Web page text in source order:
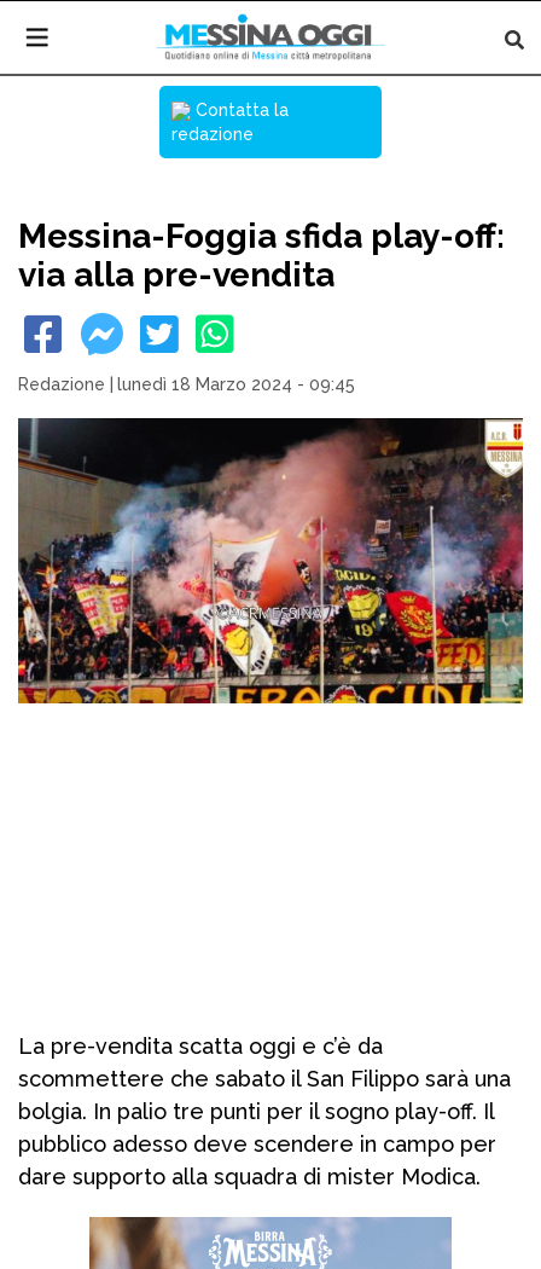
Contatta la
redazione
Messina-Foggia sfida play-off:
via alla pre-vendita
Redazione lunedì 18 Marzo 2024 - 09:45
La pre-vendita scatta oggi e c’è da
scommettere che sabato il San Filippo sarà una
bolgia. In palio tre punti per il sogno play-off. Il
pubblico adesso deve scendere in campo per
dare supporto alla squadra di mister Modica.